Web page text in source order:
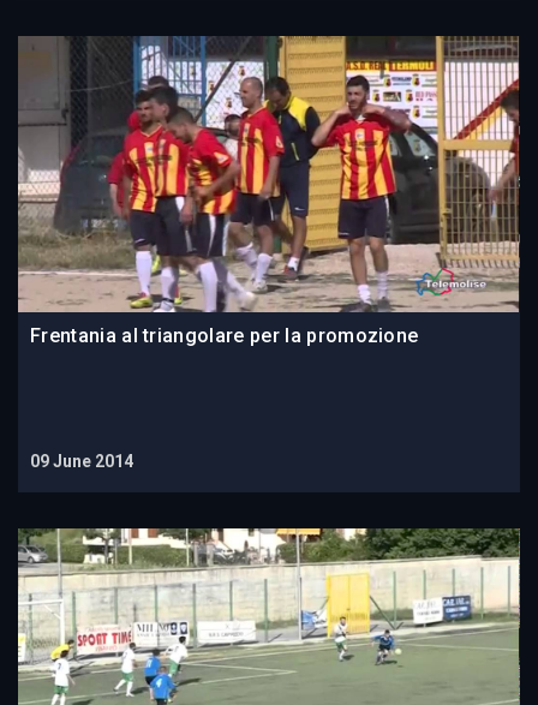
Frentania al triangolare per la promozione
09 June 2014